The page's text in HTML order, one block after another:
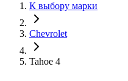
К выбору марки
Chevrolet
Tahoe 4